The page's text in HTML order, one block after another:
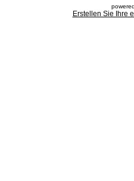
Erstellen Sie Ihre